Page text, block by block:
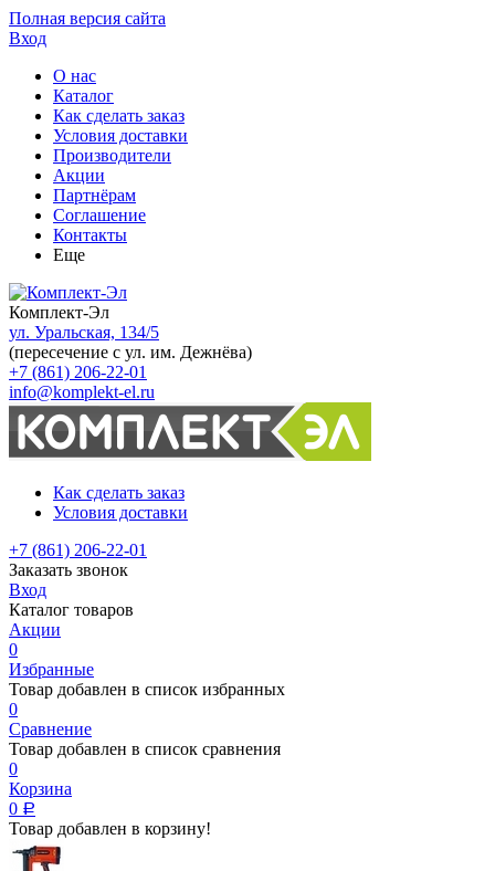
Полная версия сайта
Вход
О нас
Каталог
Как сделать заказ
Условия доставки
Производители
Акции
Партнёрам
Соглашение
Контакты
Еще
Комплект-Эл
ул. Уральская, 134/5
(пересечение с ул. им. Дежнёва)
+7 (861) 206-22-01
info@komplekt-el.ru
Как сделать заказ
Условия доставки
+7 (861) 206-22-01
Заказать звонок
Вход
Каталог товаров
Акции
0
Избранные
Товар добавлен в список избранных
0
Сравнение
Товар добавлен в список сравнения
0
Корзина
0 Р
Товар добавлен в корзину!